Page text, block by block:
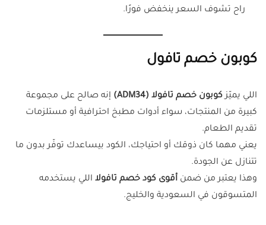
راح تشوف السعر ينخفض فورًا.
كوبون خصم تافول
اللي يميّزكوبون خصم تافولا (ADM34)
إنه صالح على مجموعة
كبيرة من المنتجات، سواء أدوات مطبخ احترافية أو مستلزمات
تقديم الطعام.
يعني مهما كان ذوقك أو احتياجك، الكود بيساعدك توفّر بدون ما
تتنازل عن الجودة.
وهذا يعتبر من ضمن أقوى كود خصم تافولا اللي يستخدمه
المتسوقون في السعودية والخليج.